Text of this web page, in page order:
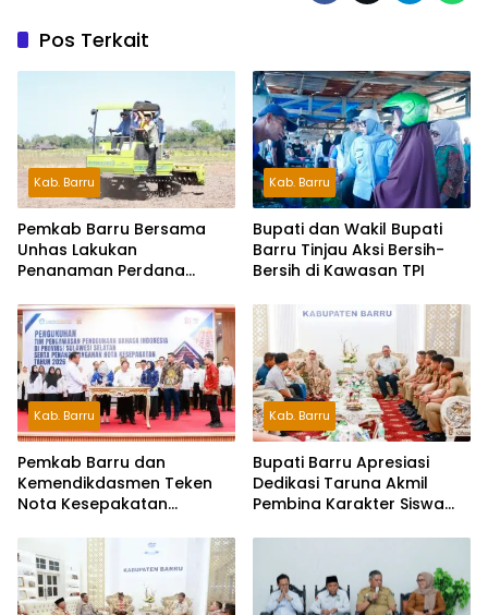
Pos Terkait
Kab. Barru
Pemkab Barru Bersama
Unhas Lakukan
Penanaman Perdana
Kab. Barru
Bupati dan Wakil Bupati
Barru Tinjau Aksi Bersih-
Bersih di Kawasan TPI
Kab. Barru
Pemkab Barru dan
Kemendikdasmen Teken
Nota Kesepakatan
Indonesia dan Bahasa
Daerah
Kab. Barru
Bupati Barru Apresiasi
Dedikasi Taruna Akmil
Pembina Karakter Siswa